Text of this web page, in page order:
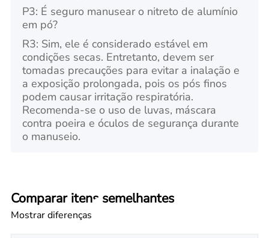
P3: É seguro manusear o nitreto de alumínio
em pó?
R3: Sim, ele é considerado estável em
condições secas. Entretanto, devem ser
tomadas precauções para evitar a inalação e
a exposição prolongada, pois os pós finos
podem causar irritação respiratória.
Recomenda-se o uso de luvas, máscara
contra poeira e óculos de segurança durante
o manuseio.
Comparar itens semelhantes
Mostrar diferenças